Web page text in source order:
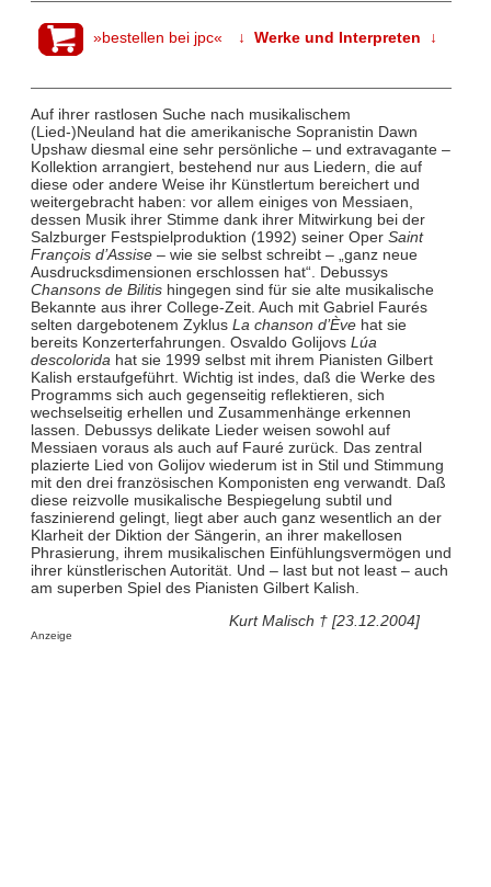
»bestellen bei jpc« ↓ Werke und Interpreten ↓
Auf ihrer rastlosen Suche nach musikalischem
(Lied-)Neuland hat die amerikanische Sopranistin Dawn
Upshaw diesmal eine sehr persönliche – und extravagante –
Kollektion arrangiert, bestehend nur aus Liedern, die auf
diese oder andere Weise ihr Künstlertum bereichert und
weitergebracht haben: vor allem einiges von Messiaen,
dessen Musik ihrer Stimme dank ihrer Mitwirkung bei der
Salzburger Festspielproduktion (1992) seiner Oper Saint
François d’Assise – wie sie selbst schreibt – „ganz neue
Ausdrucksdimensionen erschlossen hat“. Debussys
Chansons de Bilitishingegen sind für sie alte musikalische
Bekannte aus ihrer College-Zeit. Auch mit Gabriel Faurés
selten dargebotenem Zyklus La chanson d’Èvehat sie
bereits Konzerterfahrungen. Osvaldo GolijovsLúa
descolorida hat sie 1999 selbst mit ihrem Pianisten Gilbert
Kalish erstaufgeführt. Wichtig ist indes, daß die Werke des
Programms sich auch gegenseitig reflektieren, sich
wechselseitig erhellen und Zusammenhänge erkennen
lassen. Debussys delikate Lieder weisen sowohl auf
Messiaen voraus als auch auf Fauré zurück. Das zentral
plazierte Lied von Golijov wiederum ist in Stil und Stimmung
mit den drei französischen Komponisten eng verwandt. Daß
diese reizvolle musikalische Bespiegelung subtil und
faszinierend gelingt, liegt aber auch ganz wesentlich an der
Klarheit der Diktion der Sängerin, an ihrer makellosen
Phrasierung, ihrem musikalischen Einfühlungsvermögen und
ihrer künstlerischen Autorität. Und – last but not least – auch
am superben Spiel des Pianisten Gilbert Kalish.
Kurt Malisch † [23.12.2004]
Anzeige